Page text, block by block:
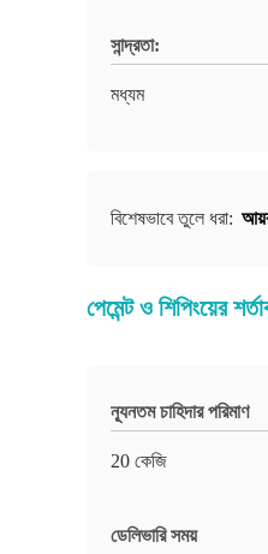
সান্দ্রতা:
মধ্যম
বিশেষভাবে তুলে ধরা:
পেমেন্ট ও শিপিংয়ের
ন্যূনতম চাহিদার পরিমাণ
20 কেজি
ডেলিভারি সময়